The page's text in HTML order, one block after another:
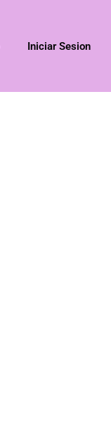
Iniciar Sesion